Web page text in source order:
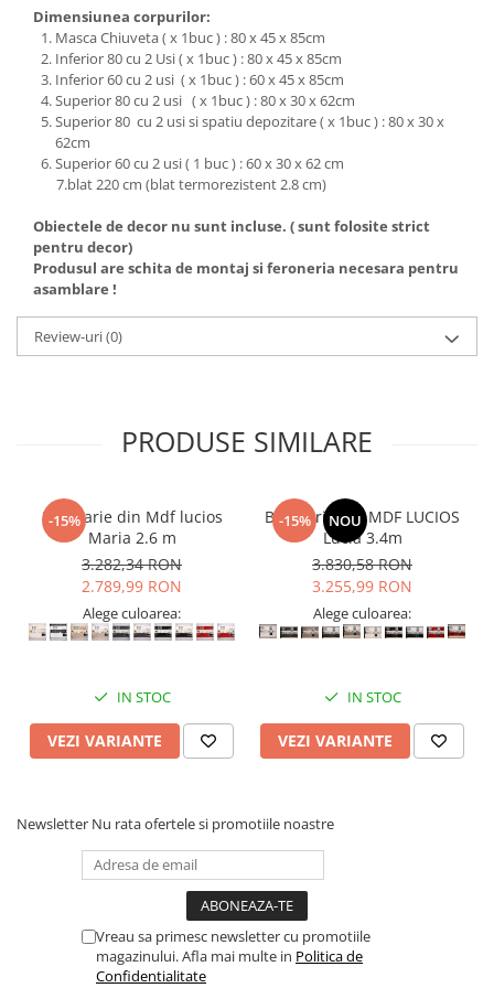
Dimensiunea corpurilor:
Masca Chiuveta ( x 1buc ) : 80 x 45 x 85cm
Inferior 80 cu 2 Usi ( x 1buc ) : 80 x 45 x 85cm
Inferior 60 cu 2 usi ( x 1buc ) : 60 x 45 x 85cm
Superior 80 cu 2 usi ( x 1buc ) : 80 x 30 x 62cm
Superior 80 cu 2 usi si spatiu depozitare ( x 1buc ) : 80 x 30 x
62cm
Superior 60 cu 2 usi ( 1 buc ) : 60 x 30 x 62 cm
7.blat 220 cm (blat termorezistent 2.8 cm)
Obiectele de decor nu sunt incluse. ( sunt folosite strict
pentru decor)
Produsul are schita de montaj si feroneria necesara pentru
asamblare !
Review-uri(0)
PRODUSE SIMILARE
-15%
Bucatarie din Mdf lucios
Maria 2.6 m
3.282,34 RON
2.789,99 RON
Alege culoarea:
IN STOC
VEZI VARIANTE
-15% NOU
Bucatarie din MDF LUCIOS
Lucia 3.4m
3.830,58 RON
3.255,99 RON
Alege culoarea:
IN STOC
VEZI VARIANTE
Newsletter Nu rata ofertele si promotiile noastre
Vreau sa primesc newsletter cu promotiile
magazinului. Afla mai multe in Politica de
Confidentialitate